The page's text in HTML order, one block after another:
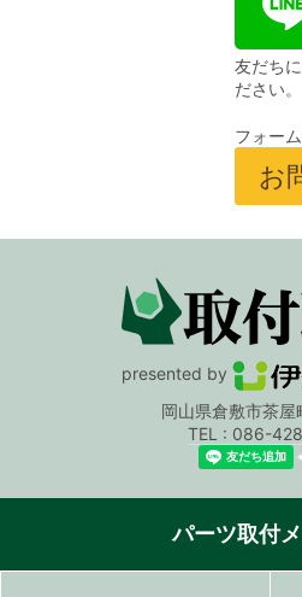
友だち
ださい。
フォー
お
presented by
岡山県倉敷市茶
TEL : 086-
パーツ取付